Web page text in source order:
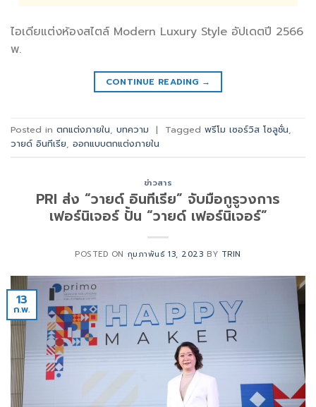
ไอเดียแต่งห้องสไตล์ Modern Luxury Style อัปเดตปี 2566
พ.
CONTINUE READING →
Posted in ตกแต่งภายใน, บทความ | Tagged พรีโม เซอร์วิส โซลูชั่น,
วายด์ อินทีเรีย, ออกแบบตกแต่งภายใน
ข่าวสาร
PRI ส่ง “วายด์ อินทีเรีย” จับมือกูรูวงการ
เฟอร์นิเจอร์ ปั้น “วายด์ เฟอร์นิเจอร์”
POSTED ON กุมภาพันธ์ 13, 2023 BY TRIN
13
ก.พ.